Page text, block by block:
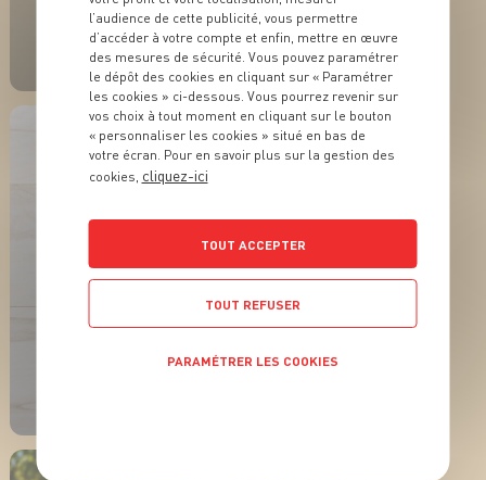
ACTUALITÉ
En plein dans le
millésime !
EN SAVOIR PLUS
ACTUALITÉ
Trois rillettes de la
l’audience de cette publicité, vous permettre
d’accéder à votre compte et enfin, mettre en œuvre
des mesures de sécurité. Vous pouvez paramétrer
le dépôt des cookies en cliquant sur « Paramétrer
les cookies » ci-dessous. Vous pourrez revenir sur
vos choix à tout moment en cliquant sur le bouton
« personnaliser les cookies » situé en bas de
votre écran. Pour en savoir plus sur la gestion des
cookies, cliquez-ici
TOUT ACCEPTER
TOUT REFUSER
PARAMÉTRER LES COOKIES